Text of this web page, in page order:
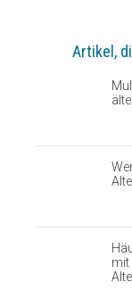
Artikel,
mit